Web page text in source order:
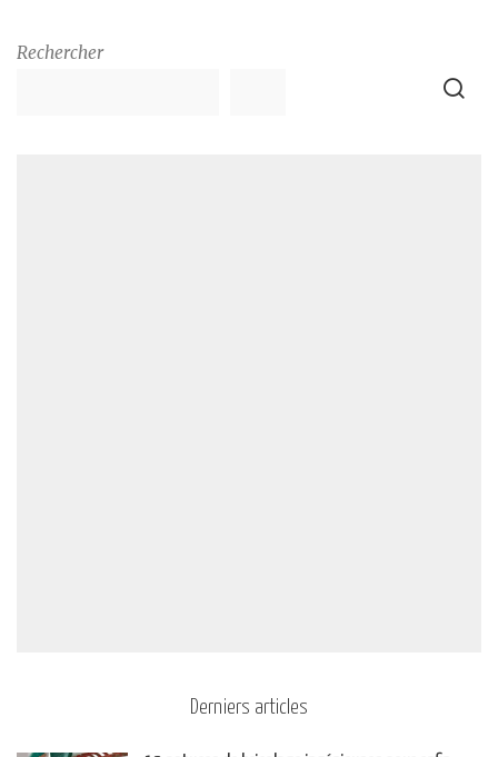
Rechercher
Derniers articles